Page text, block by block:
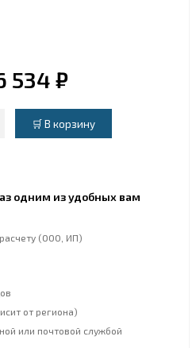
534 ₽
одним из удобных вам
(ООО, ИП)
от региона)
или почтовой службой